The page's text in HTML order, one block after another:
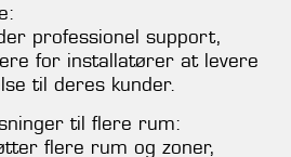
professionel support,
for installatører at levere
til deres kunder.
til flere rum:
flere rum og zoner,